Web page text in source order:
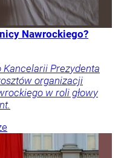
Nawrockiego?
Kancelarii Prezydenta
organizacji
w roli głowy